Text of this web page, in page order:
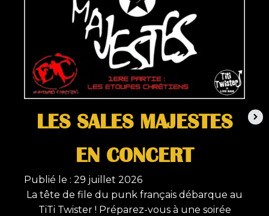
LES SALES MAJESTES
EN CONCERT
Publié le :29 juillet 2026
La tête de file du punk français débarque au
TiTi Twister ! Préparez-vous à une soirée